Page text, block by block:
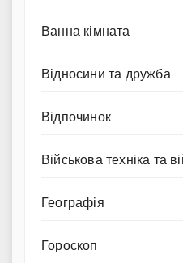
Ванна кімната
Відносини та дружба
Відпочинок
Військова техніка та
Географія
Гороскоп